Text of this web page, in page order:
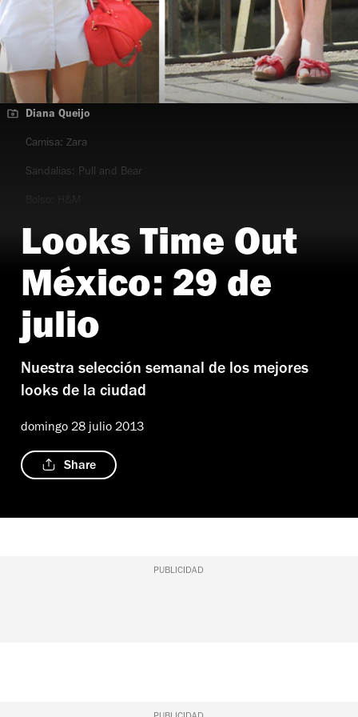
Diana Queijo
Camisa: Zara
Sandalias: Pull and Bear
Reloj: Guess
Looks Time Out
México: 29 de
julio
Nuestra selección semanal de los mejores
looks de la ciudad
domingo 28 julio 2013
Share
PUBLICIDAD